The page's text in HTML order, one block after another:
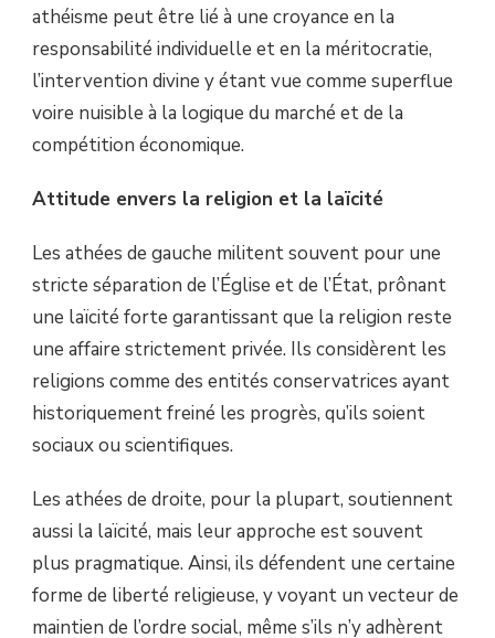
athéisme peut être lié à une croyance en la
responsabilité individuelle et en la méritocratie,
l’intervention divine y étant vue comme superflue
voire nuisible à la logique du marché et de la
compétition économique.
Attitude envers la religion et la laïcité
Les athées de gauche militent souvent pour une
stricte séparation de l’Église et de l’État, prônant
une laïcité forte garantissant que la religion reste
une affaire strictement privée. Ils considèrent les
religions comme des entités conservatrices ayant
historiquement freiné les progrès, qu’ils soient
sociaux ou scientifiques.
Les athées de droite, pour la plupart, soutiennent
aussi la laïcité, mais leur approche est souvent
plus pragmatique. Ainsi, ils défendent une certaine
forme de liberté religieuse, y voyant un vecteur de
maintien de l’ordre social, même s’ils n’y adhèrent